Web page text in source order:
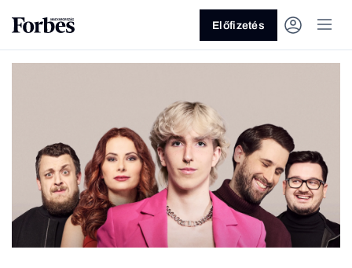
Vagy fedezze fel a következő
témákat
Előfizetés